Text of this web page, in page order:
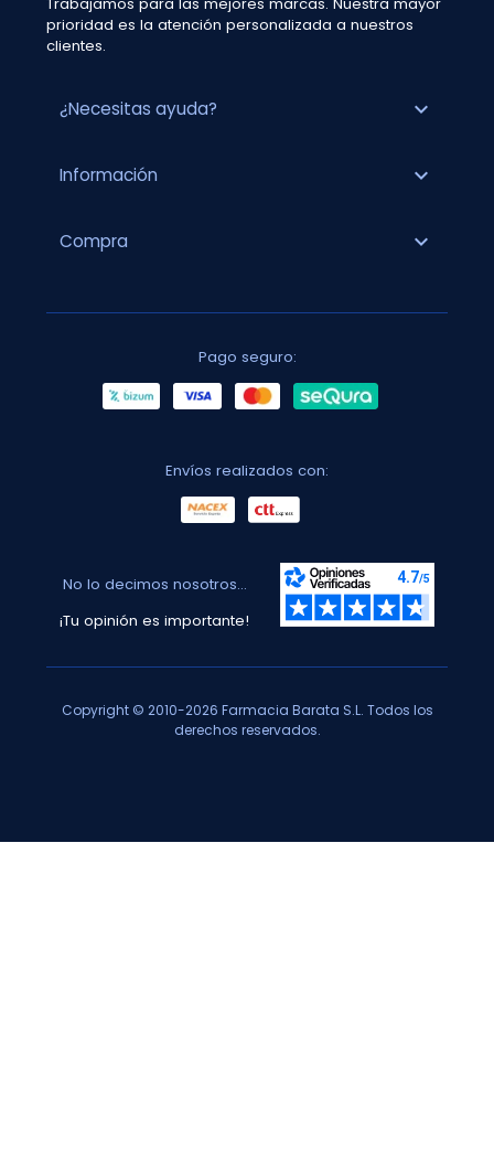
prioridad es la atención personalizada a nuestros
clientes.
¿Necesitas ayuda? expand_more
Información expand_more
Compra expand_more
Pago seguro:
Envíos realizados con:
No lo decimos nosotros...
¡Tu opinión es importante!
Copyright © 2010-2026 Farmacia Barata S.L. Todos los
derechos reservados.